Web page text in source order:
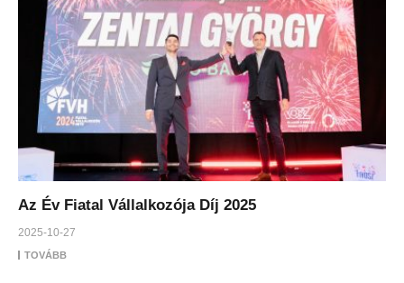
Az Év Fiatal Vállalkozója Díj 2025
2025-10-27
TOVÁBB